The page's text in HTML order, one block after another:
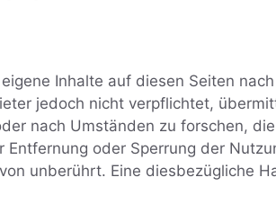
Inhalte auf diesen Seiten
jedoch nicht verpflichtet,
nach Umständen zu forschen,
oder Sperrung der
unberührt. Eine diesbezügliche